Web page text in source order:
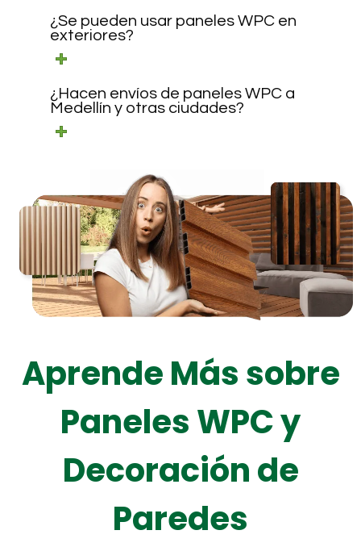
¿Se pueden usar paneles WPC en
exteriores?
¿Hacen envíos de paneles WPC a
Medellín y otras ciudades?
Aprende Más sobre
Paneles WPC y
Decoración de
Paredes